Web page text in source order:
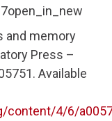
and memory
Press –
Available
content/4/6/